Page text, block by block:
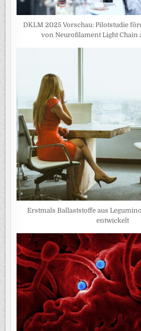
DKLM 2025 Vorschau: Pilotstudie
von Neurofilament Light Chain
Erstmals Ballaststoffe aus
entwickelt